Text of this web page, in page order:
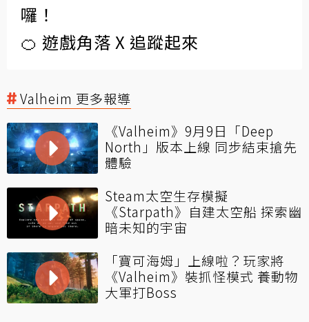
囉！
🍊 遊戲角落 X 追蹤起來
Valheim 更多報導
《Valheim》9月9日「Deep
North」版本上線 同步結束搶先
體驗
Steam太空生存模擬
《Starpath》自建太空船 探索幽
暗未知的宇宙
「寶可海姆」上線啦？玩家將
《Valheim》裝抓怪模式 養動物
大軍打Boss